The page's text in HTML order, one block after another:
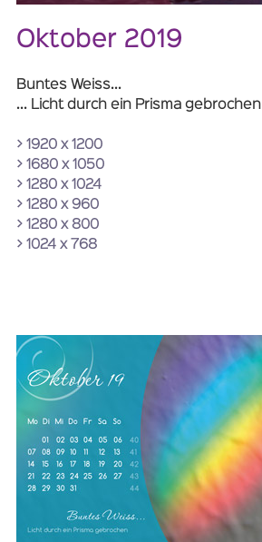
Oktober 2019
Buntes Weiss...
... Licht durch ein Prisma gebrochen
> 1920 x 1200
> 1680 x 1050
> 1280 x 1024
> 1280 x 960
> 1280 x 800
> 1024 x 768